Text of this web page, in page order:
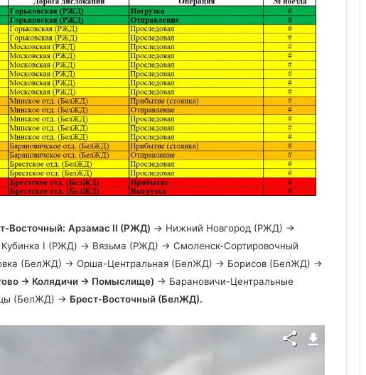
Восточный: Арзамас II (РЖД) → Нижний Новгород (РЖД) →
I (РЖД) → Вязьма (РЖД) → Смоленск-Сортировочный
(БелЖД) → Орша-Центральная (БелЖД) → Борисов (БелЖД) →
→ Колядичи → Помыслище) → Барановичи-Центральные
(БелЖД) → Брест-Восточный (БелЖД).